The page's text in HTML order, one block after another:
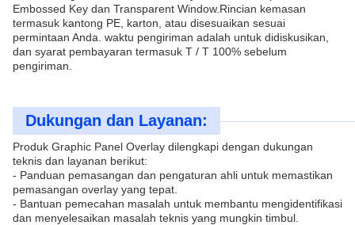
Embossed Key dan Transparent Window.Rincian kemasan
termasuk kantong PE, karton, atau disesuaikan sesuai
permintaan Anda. waktu pengiriman adalah untuk didiskusikan,
dan syarat pembayaran termasuk T / T 100% sebelum
pengiriman.
Dukungan dan Layanan:
Produk Graphic Panel Overlay dilengkapi dengan dukungan
teknis dan layanan berikut:
- Panduan pemasangan dan pengaturan ahli untuk memastikan
pemasangan overlay yang tepat.
- Bantuan pemecahan masalah untuk membantu mengidentifikasi
dan menyelesaikan masalah teknis yang mungkin timbul.